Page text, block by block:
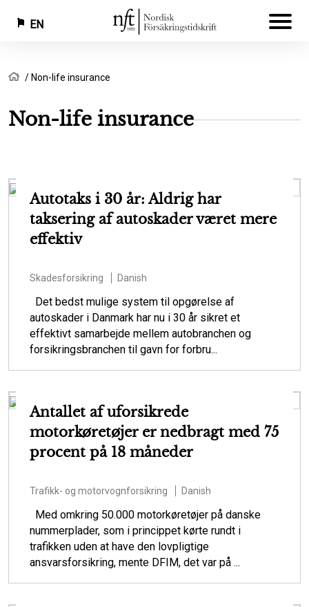
Skip
main
content
EN
Breadcrumb
Home
Non-life insurance
Non-life insurance
Autotaks i 30 år: Aldrig har
taksering af autoskader været mere
effektiv
Skadesforsikring Danish
Det bedst mulige system til opgørelse af
autoskader i Danmark har nu i 30 år sikret et
effektivt samarbejde mellem autobranchen og
forsikringsbranchen til gavn for forbru...
Antallet af uforsikrede
motorkøretøjer er nedbragt med 75
procent på 18 måneder
Trafikk- og motorvognforsikring Danish
Med omkring 50.000 motorkøretøjer på danske
nummerplader, som i princippet kørte rundt i
trafikken uden at have den lovpligtige
ansvarsforsikring, mente DFIM, det var på ...